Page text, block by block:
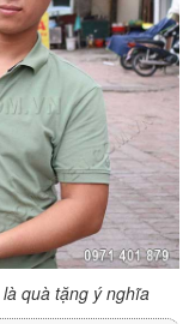
quà tặng ý nghĩa